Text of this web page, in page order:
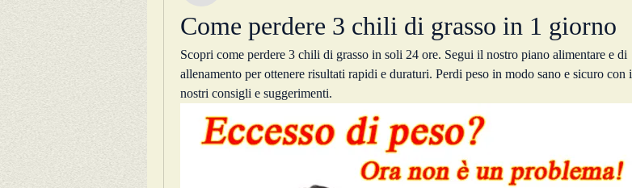
Come perdere 3 chili di grasso in 1 giorno
Scopri come perdere 3 chili di grasso in soli 24 ore. Segui il nostro piano alimentare e di
allenamento per ottenere risultati rapidi e duraturi. Perdi peso in modo sano e sicuro con i
nostri consigli e suggerimenti.